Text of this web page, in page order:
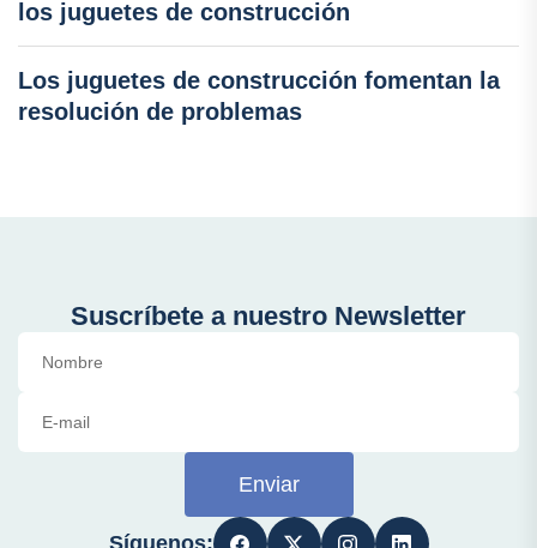
los juguetes de construcción
Los juguetes de construcción fomentan la
resolución de problemas
Suscríbete a nuestro Newsletter
Enviar
Síguenos: